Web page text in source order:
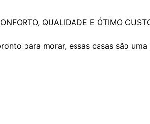
QUALIDADE E ÓTIMO
para morar, essas casas são